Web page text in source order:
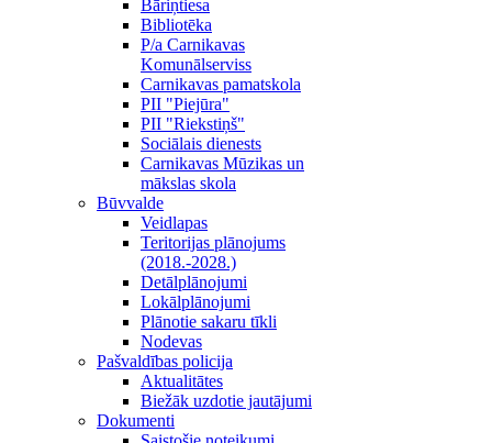
Bāriņtiesa
Bibliotēka
P/a Carnikavas
Komunālserviss
Carnikavas pamatskola
PII "Piejūra"
PII "Riekstiņš"
Sociālais dienests
Carnikavas Mūzikas un
mākslas skola
Būvvalde
Veidlapas
Teritorijas plānojums
(2018.-2028.)
Detālplānojumi
Lokālplānojumi
Plānotie sakaru tīkli
Nodevas
Pašvaldības policija
Aktualitātes
Biežāk uzdotie jautājumi
Dokumenti